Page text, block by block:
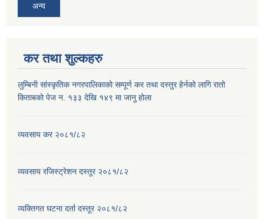
अन्य
कर तथा शुल्कहरु
लुम्बिनी सांस्कृतिक नगरपालिकाको सम्पूर्ण कर तथा दस्तुर हेर्नको लागि रातो
किताबको पेज न. १३३ देखि १४९ मा जानु होला
व्यवसाय कर २०८१/८२
व्यवसाय रजिस्ट्रेशन दस्तूर २०८१/८२
व्यक्तिगत घटना दर्ता दस्तूर २०८१/८२